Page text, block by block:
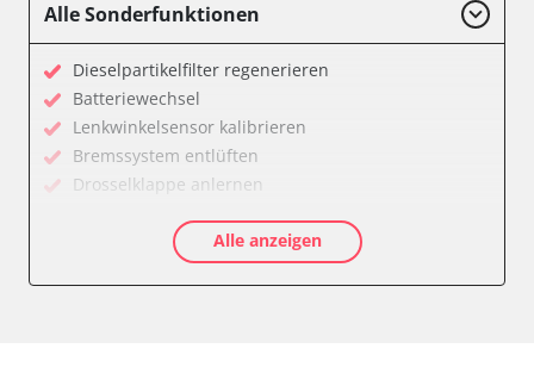
Bremskraftverstärker
Diagnoseschnittstelle (EOBD/OBDII)
Differentialsperre
Einparkhilfe
Einparkhilfe Lenkhilfe
Fahrtrichtungskamera
Fernlichtassistent
Feststellbremse (EPB / SBC)
Alle Sonderfunktionen
Dieselpartikelfilter regenerieren
Batteriewechsel
Lenkwinkelsensor kalibrieren
Bremssystem entlüften
Drosselklappe anlernen
Luftmassenmesser anlernen
Kraftstofftank entleeren
Alle anzeigen